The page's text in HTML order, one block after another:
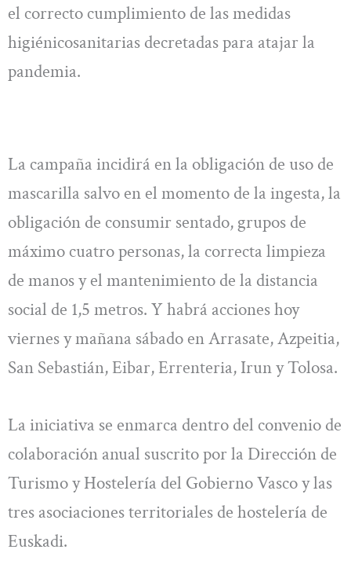
el correcto cumplimiento de las medidas
higiénicosanitarias decretadas para atajar la
pandemia.
La campaña incidirá en la obligación de uso de
mascarilla salvo en el momento de la ingesta, la
obligación de consumir sentado, grupos de
máximo cuatro personas, la correcta limpieza
de manos y el mantenimiento de la distancia
social de 1,5 metros. Y habrá acciones hoy
viernes y mañana sábado en Arrasate, Azpeitia,
San Sebastián, Eibar, Errenteria, Irun y Tolosa.
La iniciativa se enmarca dentro del convenio de
colaboración anual suscrito por la Dirección de
Turismo y Hostelería del Gobierno Vasco y las
tres asociaciones territoriales de hostelería de
Euskadi.